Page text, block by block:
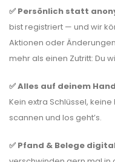
✅ Persönlich statt
bist registriert — und wir
Aktionen oder
mehr als einen Zutritt: Du
✅ Alles auf deinem
Kein extra Schlüssel,
scannen und los geht’s.
✅ Pfand & Belege